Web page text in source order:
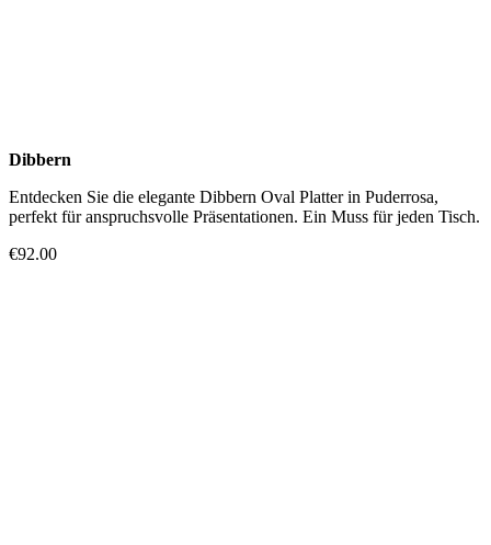
Dibbern
Entdecken Sie die elegante Dibbern Oval Platter in Puderrosa,
perfekt für anspruchsvolle Präsentationen. Ein Muss für jeden Tisch.
€92.00